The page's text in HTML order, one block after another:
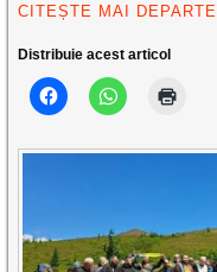
CITEȘTE MAI DEPARTE
Distribuie acest articol